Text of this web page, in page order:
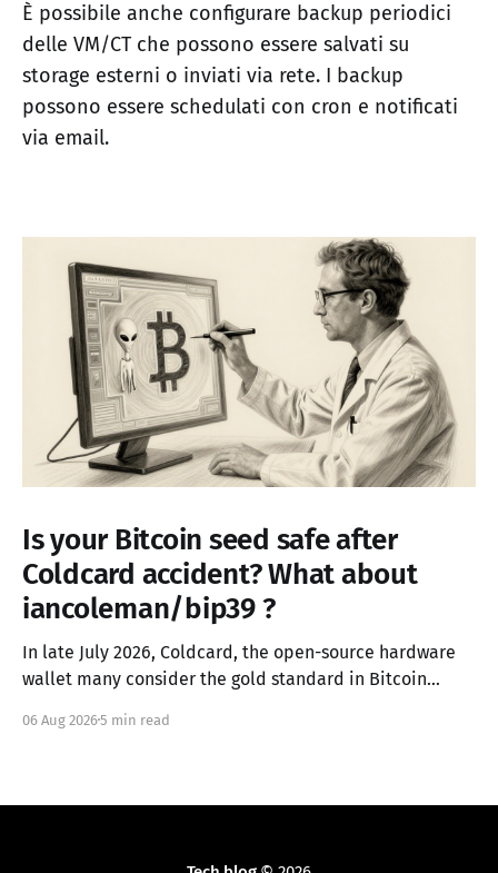
È possibile anche configurare backup periodici
delle VM/CT che possono essere salvati su
storage esterni o inviati via rete. I backup
possono essere schedulati con cron e notificati
via email.
Is your Bitcoin seed safe after
Coldcard accident? What about
iancoleman/bip39 ?
In late July 2026, Coldcard, the open-source hardware
wallet many consider the gold standard in Bitcoin
integration error from March 2021 had silently replaced
06 Aug 20265 min read